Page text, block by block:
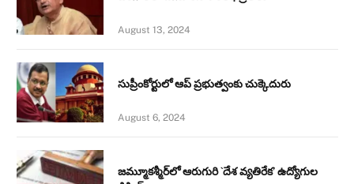
August 13, 2024
సుప్రీంకోర్టులో ఆప్ ప్రభుత్వంకు చుక్కెదురు
August 6, 2024
జమ్మూకశ్మీర్‌లో ఆరుగురి `దేశ వ్యతిరేక’ ఉద్యోగుల